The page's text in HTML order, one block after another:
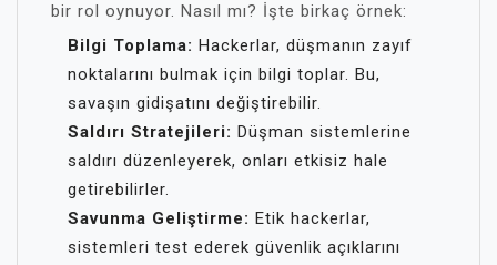
bir rol oynuyor. Nasıl mı? İşte birkaç örnek:
Bilgi Toplama: Hackerlar, düşmanın zayıf
noktalarını bulmak için bilgi toplar. Bu,
savaşın gidişatını değiştirebilir.
Saldırı Stratejileri: Düşman sistemlerine
saldırı düzenleyerek, onları etkisiz hale
getirebilirler.
Savunma Geliştirme: Etik hackerlar,
sistemleri test ederek güvenlik açıklarını